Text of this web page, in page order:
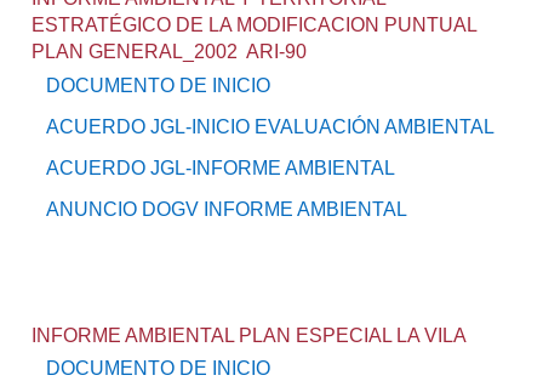
ESTRATÉGICO DE LA MODIFICACION PUNTUAL
PLAN GENERAL_2002 ARI-90
DOCUMENTO DE INICIO
ACUERDO JGL-INICIO EVALUACIÓN AMBIENTAL
ACUERDO JGL-INFORME AMBIENTAL
ANUNCIO DOGV INFORME AMBIENTAL
INFORME AMBIENTAL PLAN ESPECIAL LA VILA
DOCUMENTO DE INICIO